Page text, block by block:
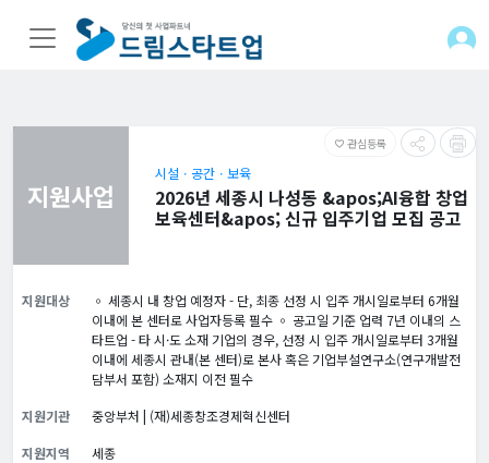
favorite_border 관심등록
지원사업
시설ㆍ공간ㆍ보육
2026년 세종시 나성동 &apos;AI융합 창업
보육센터&apos; 신규 입주기업 모집 공고
지원대상
◦ 세종시 내 창업 예정자 - 단, 최종 선정 시 입주 개시일로부터 6개월
이내에 본 센터로 사업자등록 필수 ◦ 공고일 기준 업력 7년 이내의 스
타트업 - 타 시·도 소재 기업의 경우, 선정 시 입주 개시일로부터 3개월
이내에 세종시 관내(본 센터)로 본사 혹은 기업부설연구소(연구개발전
담부서 포함) 소재지 이전 필수
지원기관
중앙부처 | (재)세종창조경제혁신센터
지원지역
세종